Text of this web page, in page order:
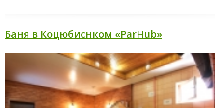
Баня в Коцюбиснком «ParHub»